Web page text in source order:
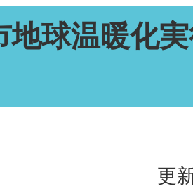
地球温暖化
更